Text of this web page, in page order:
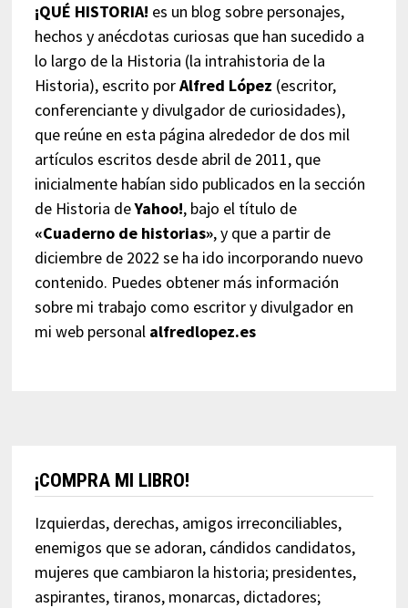
¡QUÉ HISTORIA! es un blog sobre personajes,
hechos y anécdotas curiosas que han sucedido a
lo largo de la Historia (la intrahistoria de la
Historia), escrito porAlfred López (escritor,
conferenciante y divulgador de curiosidades),
que reúne en esta página alrededor de dos mil
artículos escritos desde abril de 2011, que
inicialmente habían sido publicados en la sección
de Historia deYahoo!, bajo el título de
«Cuaderno de historias», y que a partir de
diciembre de 2022 se ha ido incorporando nuevo
contenido. Puedes obtener más información
sobre mi trabajo como escritor y divulgador en
mi web personal alfredlopez.es
¡COMPRA MI LIBRO!
Izquierdas, derechas, amigos irreconciliables,
enemigos que se adoran, cándidos candidatos,
mujeres que cambiaron la historia; presidentes,
aspirantes, tiranos, monarcas, dictadores;